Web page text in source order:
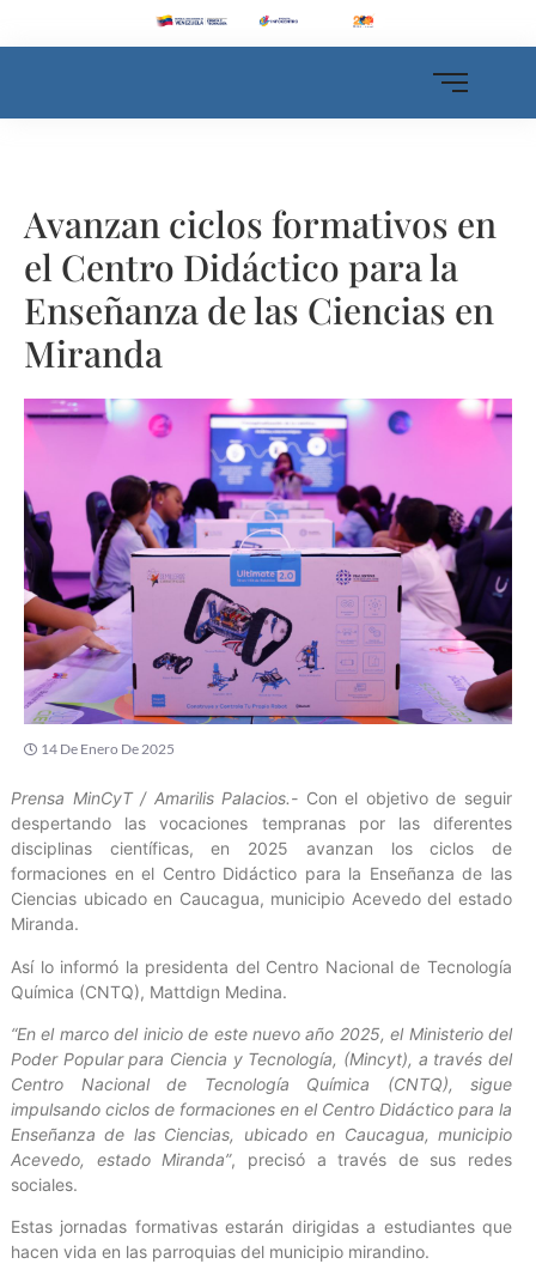
Avanzan ciclos formativos en
el Centro Didáctico para la
Enseñanza de las Ciencias en
Miranda
14 De Enero De 2025
Prensa MinCyT / Amarilis Palacios.- Con el objetivo de seguir
despertando las vocaciones tempranas por las diferentes
disciplinas científicas, en 2025 avanzan los ciclos de
formaciones en el Centro Didáctico para la Enseñanza de las
Ciencias ubicado en Caucagua, municipio Acevedo del estado
Miranda.
Así lo informó la presidenta del Centro Nacional de Tecnología
Química (CNTQ), Mattdign Medina.
“En el marco del inicio de este nuevo año 2025, el Ministerio del
Poder Popular para Ciencia y Tecnología, (Mincyt), a través del
Centro Nacional de Tecnología Química (CNTQ), sigue
impulsando ciclos de formaciones en el Centro Didáctico para la
Enseñanza de las Ciencias, ubicado en Caucagua, municipio
Acevedo, estado Miranda”, precisó a través de sus redes
sociales.
Estas jornadas formativas estarán dirigidas a estudiantes que
hacen vida en las parroquias del municipio mirandino.